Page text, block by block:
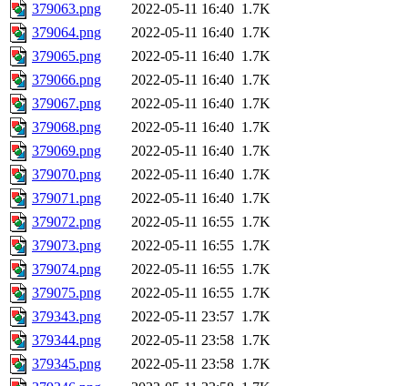
379063.png
2022-05-11 16:40 1.7K
379064.png
2022-05-11 16:40 1.7K
379065.png
2022-05-11 16:40 1.7K
379066.png
2022-05-11 16:40 1.7K
379067.png
2022-05-11 16:40 1.7K
379068.png
2022-05-11 16:40 1.7K
379069.png
2022-05-11 16:40 1.7K
379070.png
2022-05-11 16:40 1.7K
379071.png
2022-05-11 16:40 1.7K
379072.png
2022-05-11 16:55 1.7K
379073.png
2022-05-11 16:55 1.7K
379074.png
2022-05-11 16:55 1.7K
379075.png
2022-05-11 16:55 1.7K
379343.png
2022-05-11 23:57 1.7K
379344.png
2022-05-11 23:58 1.7K
379345.png
2022-05-11 23:58 1.7K